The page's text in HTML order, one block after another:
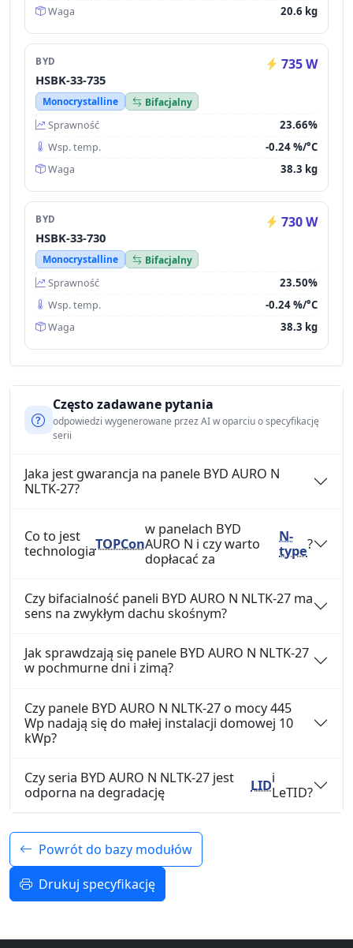
Waga 20.6 kg
BYD 735 W
HSBK-33-735
Monocrystalline
Bifacjalny
Sprawność
23.66%
Wsp. temp. -0.24 %/°C
Waga 38.3 kg
BYD 730 W
HSBK-33-730
Monocrystalline
Bifacjalny
Sprawność
23.50%
Wsp. temp. -0.24 %/°C
Waga 38.3 kg
Często zadawane pytania
odpowiedzi wygenerowane przez AI w oparciu o specyfikację
serii
Jaka jest gwarancja na panele BYD AURO N
NLTK-27?
Co to jest
technologiaTOPCon
w panelach BYD
AURO N i czy warto
dopłacać za
N-
type?
Czy bifacialność paneli BYD AURO N NLTK-27 ma
sens na zwykłym dachu skośnym?
Jak sprawdzają się panele BYD AURO N NLTK-27
w pochmurne dni i zimą?
Czy panele BYD AURO N NLTK-27 o mocy 445
Wp nadają się do małej instalacji domowej 10
kWp?
Czy seria BYD AURO N NLTK-27 jest
odporna na degradację
LIDi
LeTID?
Powrót do bazy modułów
Drukuj specyfikację